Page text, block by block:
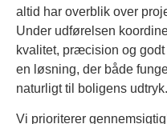
altid har overblik over
Under udførelsen
kvalitet, præcision og
en løsning, der både
naturligt til boligens udtryk.
Vi prioriterer